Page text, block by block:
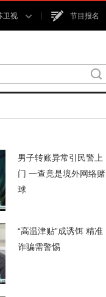
卫视 节目报名
男子转账异常引民警上
门 一查竟是境外网络赌
球
“高温津贴”成诱饵 精准
诈骗需警惕